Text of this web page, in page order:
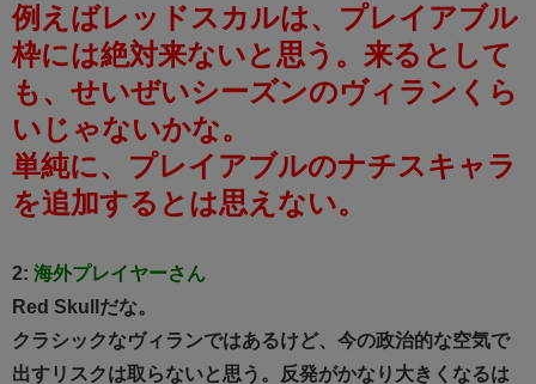
例えばレッドスカルは、プレイアブル
枠には絶対来ないと思う。来るとして
も、せいぜいシーズンのヴィランくら
いじゃないかな。
単純に、プレイアブルのナチスキャラ
を追加するとは思えない。
2: 海外プレイヤーさん
Red Skullだな。
クラシックなヴィランではあるけど、今の政治的な空気で
出すリスクは取らないと思う。反発がかなり大きくなるは